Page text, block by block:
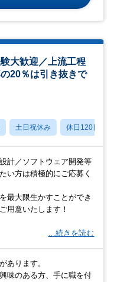
大歓迎／上流工程
20％は引き抜きで
土日祝休み 休日120日以上
計／ソフトウェア開発等
い方は積極的にご応募く
最大限生かすことができ
用意いたします！
…続きを読む
あります。
味のある方、手に職を付